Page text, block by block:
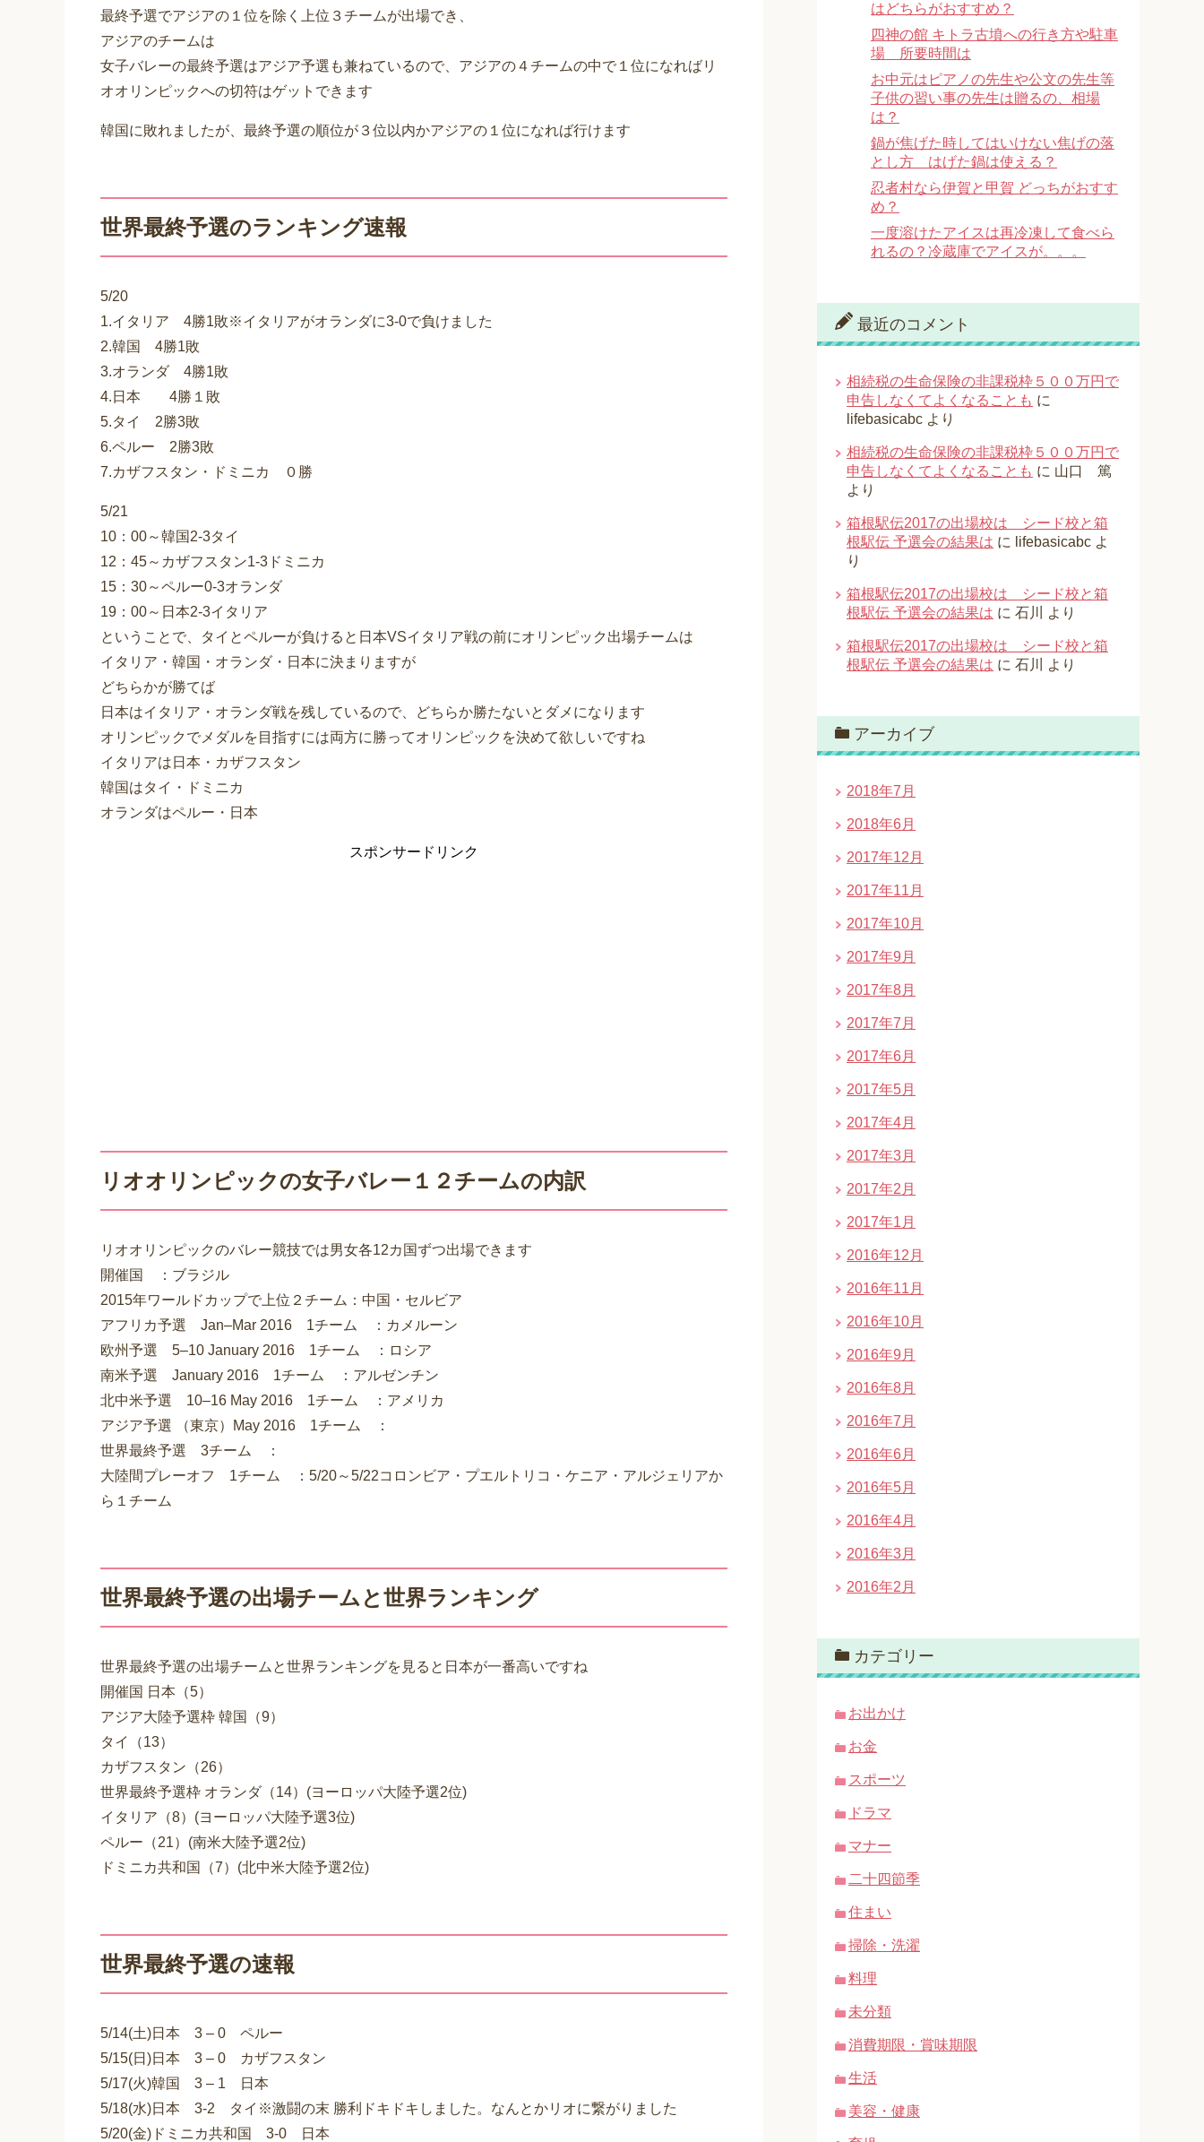
最終予選でアジアの１位を除く上位３チームが出場でき、
アジアのチームは
女子バレーの最終予選はアジア予選も兼ねているので、アジアの４チームの中で１位になればリ
オオリンピックへの切符はゲットできます
韓国に敗れましたが、最終予選の順位が３位以内かアジアの１位になれば行けます
世界最終予選のランキング速報
5/20
1.イタリア 4勝1敗※イタリアがオランダに3-0で負けました
2.韓国 4勝1敗
3.オランダ 4勝1敗
4.日本 4勝１敗
5.タイ 2勝3敗
6.ペルー 2勝3敗
7.カザフスタン・ドミニカ ０勝
5/21
10：00～韓国2-3タイ
12：45～カザフスタン1-3ドミニカ
15：30～ペルー0-3オランダ
19：00～日本2-3イタリア
ということで、タイとペルーが負けると日本VSイタリア戦の前にオリンピック出場チームは
イタリア・韓国・オランダ・日本に決まりますが
どちらかが勝てば
日本はイタリア・オランダ戦を残しているので、どちらか勝たないとダメになります
オリンピックでメダルを目指すには両方に勝ってオリンピックを決めて欲しいですね
イタリアは日本・カザフスタン
韓国はタイ・ドミニカ
オランダはペルー・日本
スポンサードリンク
リオオリンピックの女子バレー１２チームの内訳
リオオリンピックのバレー競技では男女各12カ国ずつ出場できます
開催国 ：ブラジル
2015年ワールドカップで上位２チーム：中国・セルビア
アフリカ予選 Jan–Mar 2016 1チーム ：カメルーン
欧州予選 5–10 January 2016 1チーム ：ロシア
南米予選 January 2016 1チーム ：アルゼンチン
北中米予選 10–16 May 2016 1チーム ：アメリカ
アジア予選 （東京）May 2016 1チーム ：
世界最終予選 3チーム ：
大陸間プレーオフ 1チーム ：5/20～5/22コロンビア・プエルトリコ・ケニア・アルジェリアか
ら１チーム
世界最終予選の出場チームと世界ランキング
世界最終予選の出場チームと世界ランキングを見ると日本が一番高いですね
開催国 日本（5）
アジア大陸予選枠 韓国（9）
タイ（13）
カザフスタン（26）
世界最終予選枠 オランダ（14）(ヨーロッパ大陸予選2位)
イタリア（8）(ヨーロッパ大陸予選3位)
ペルー（21）(南米大陸予選2位)
ドミニカ共和国（7）(北中米大陸予選2位)
世界最終予選の速報
5/14(土)日本 3 – 0 ペルー
5/15(日)日本 3 – 0 カザフスタン
5/17(火)韓国 3 – 1 日本
5/18(水)日本 3-2 タイ※激闘の末 勝利ドキドキしました。なんとかリオに繋がりました
5/20(金)ドミニカ共和国 3-0 日本
はどちらがおすすめ？
四神の館 キトラ古墳への行き方や駐車
場 所要時間は
お中元はピアノの先生や公文の先生等
子供の習い事の先生は贈るの、相場
は？
鍋が焦げた時してはいけない焦げの落
とし方 はげた鍋は使える？
忍者村なら伊賀と甲賀 どっちがおすす
め？
一度溶けたアイスは再冷凍して食べら
れるの？冷蔵庫でアイスが。。。
最近のコメント
相続税の生命保険の非課税枠５００万円で
申告しなくてよくなることも に
lifebasicabc より
相続税の生命保険の非課税枠５００万円で
申告しなくてよくなることも に 山口 篤
より
箱根駅伝2017の出場校は シード校と箱
根駅伝 予選会の結果は に lifebasicabc よ
り
箱根駅伝2017の出場校は シード校と箱
根駅伝 予選会の結果は に 石川 より
箱根駅伝2017の出場校は シード校と箱
根駅伝 予選会の結果は に 石川 より
アーカイブ
2018年7月
2018年6月
2017年12月
2017年11月
2017年10月
2017年9月
2017年8月
2017年7月
2017年6月
2017年5月
2017年4月
2017年3月
2017年2月
2017年1月
2016年12月
2016年11月
2016年10月
2016年9月
2016年8月
2016年7月
2016年6月
2016年5月
2016年4月
2016年3月
2016年2月
カテゴリー
お出かけ
お金
スポーツ
ドラマ
マナー
二十四節季
住まい
掃除・洗濯
料理
未分類
消費期限・賞味期限
生活
美容・健康